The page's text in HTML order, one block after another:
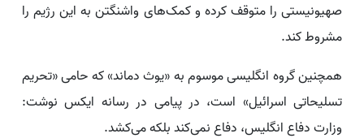
صهیونیستی را متوقف کرده و کمک‌های واشنگتن به این رژیم را
مشروط کند.
همچنین گروه انگلیسی موسوم به «یوث دماند» که حامی «تحریم
تسلیحاتی اسرائیل» است، در پیامی در رسانه ایکس نوشت:
وزارت دفاع انگلیس، دفاع نمی‌کند بلکه می‌کشد.